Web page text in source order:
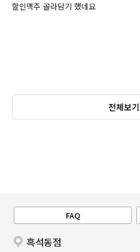
할인맥주 골라담기 했네요
전체보기
FAQ
흑석동점